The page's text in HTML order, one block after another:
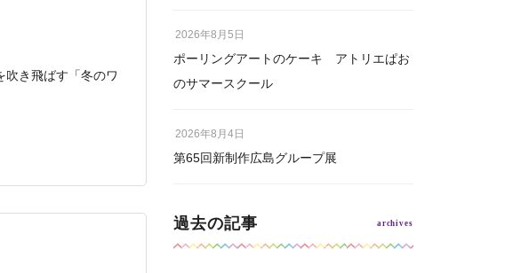
吹き飛ばす「冬のワ
ポーリングアートのケーキ アトリエぱお
のサマースクール
2026年8月5日
第65回新制作広島グループ展
2026年8月4日
過去の記事